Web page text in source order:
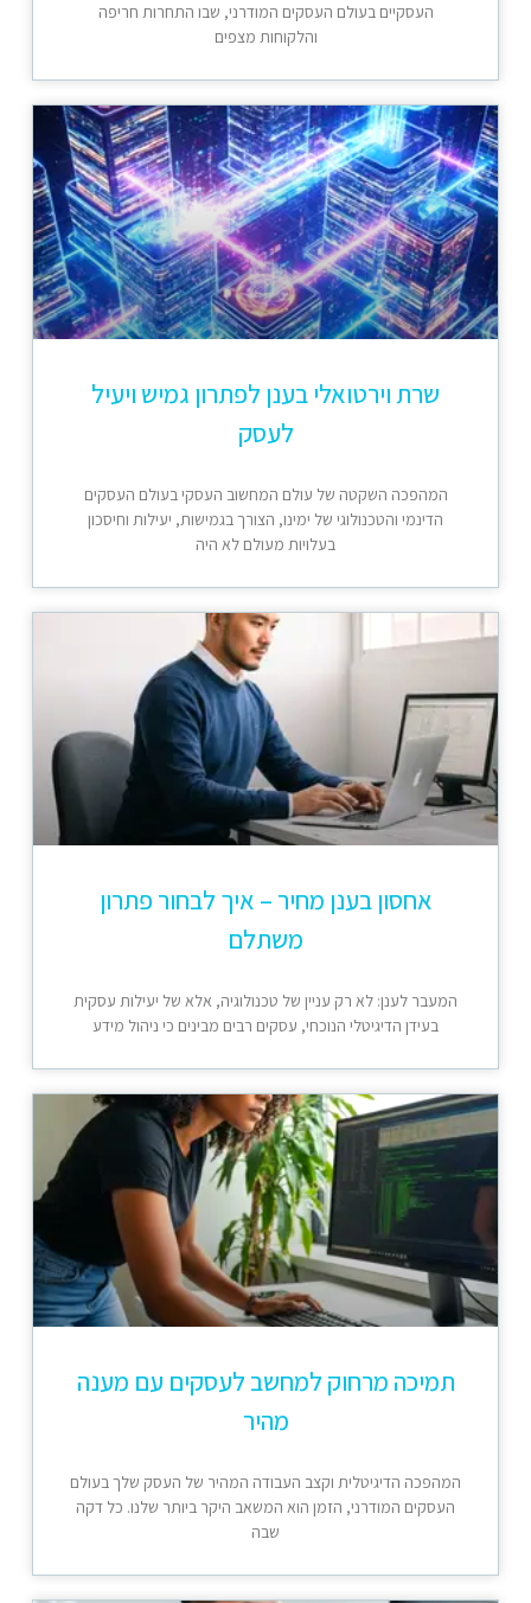
העסקיים בעולם העסקים המודרני, שבו התחרות חריפה
והלקוחות מצפים
שרת וירטואלי בענן לפתרון גמיש ויעיל
לעסק
המהפכה השקטה של עולם המחשוב העסקי בעולם העסקים
הדינמי והטכנולוגי של ימינו, הצורך בגמישות, יעילות וחיסכון
בעלויות מעולם לא היה
אחסון בענן מחיר – איך לבחור פתרון
משתלם
המעבר לענן: לא רק עניין של טכנולוגיה, אלא של יעילות עסקית
בעידן הדיגיטלי הנוכחי, עסקים רבים מבינים כי ניהול מידע
תמיכה מרחוק למחשב לעסקים עם מענה
מהיר
המהפכה הדיגיטלית וקצב העבודה המהיר של העסק שלך בעולם
העסקים המודרני, הזמן הוא המשאב היקר ביותר שלנו. כל דקה
שבה